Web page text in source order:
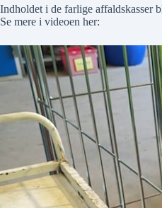
Indholdet i de farlige affaldskasser
Se mere i videoen her: